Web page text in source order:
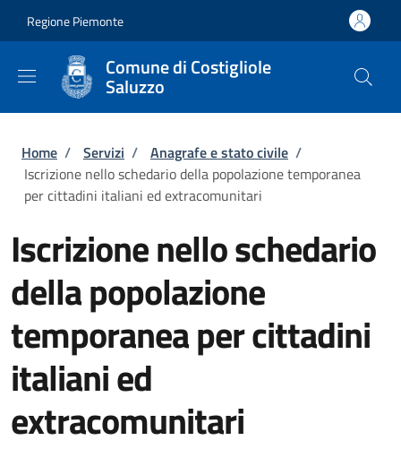
Regione Piemonte
Comune di Costigliole
Saluzzo
Briciole di pane
Home / Servizi / Anagrafe e stato civile /
Iscrizione nello schedario della popolazione temporanea
per cittadini italiani ed extracomunitari
Iscrizione nello schedario
della popolazione
temporanea per cittadini
italiani ed
extracomunitari